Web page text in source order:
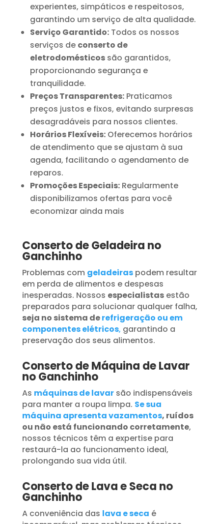
experientes, simpáticos e respeitosos,
garantindo um serviço de alta qualidade.
Serviço Garantido:Todos os nossos
serviços de conserto de
eletrodomésticossão garantidos,
proporcionando segurança e
tranquilidade.
Preços Transparentes:Praticamos
preços justos e fixos, evitando surpresas
desagradáveis para nossos clientes.
Horários Flexíveis:Oferecemos horários
de atendimento que se ajustam à sua
agenda, facilitando o agendamento de
reparos.
Promoções Especiais:Regularmente
disponibilizamos ofertas para você
economizar ainda mais
Conserto de Geladeira no
Ganchinho
Problemas com geladeiraspodem resultar
em perda de alimentos e despesas
inesperadas. Nossos especialistasestão
preparados para solucionar qualquer falha,
seja no sistema derefrigeração ou em
componentes elétricos, garantindo a
preservação dos seus alimentos.
Conserto de Máquina de Lavar
no Ganchinho
As máquinas de lavar são indispensáveis
para manter a roupa limpa. Se sua
máquina apresenta vazamentos, ruídos
ou não está funcionando corretamente,
nossos técnicos têm a expertise para
restaurá-la ao funcionamento ideal,
prolongando sua vida útil.
Conserto de Lava e Seca no
Ganchinho
A conveniência das lava e seca é